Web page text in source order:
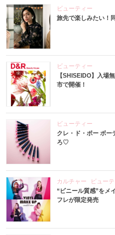
ビューティー
旅先で楽しみたい！
ビューティー
【SHISEIDO】入場
市で開催！
ビューティー
クレ・ド・ポー ボー
ろ♡
カルチャー
ビュー
“ビニール質感”をメ
フレが限定発売